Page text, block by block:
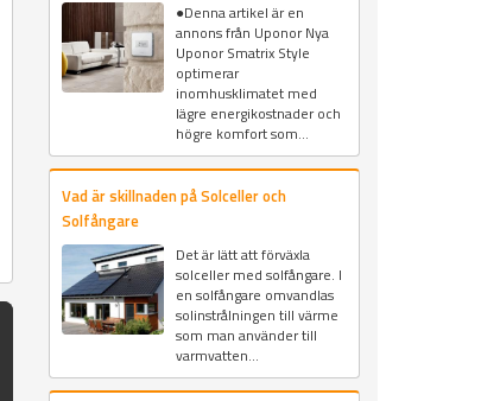
●Denna artikel är en
annons från Uponor Nya
Uponor Smatrix Style
optimerar
inomhusklimatet med
lägre energikostnader och
högre komfort som...
Vad är skillnaden på Solceller och
Solfångare
Det är lätt att förväxla
solceller med solfångare. I
en solfångare omvandlas
solinstrålningen till värme
som man använder till
varmvatten...